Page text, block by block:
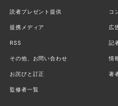
読者プレゼント提供 コ
提携メディア 広
RSS 記
その他、お問い合わせ 情
お詫びと訂正 著
監修者一覧